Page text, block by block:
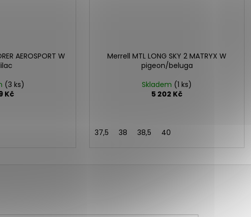
AEROSPORT W
(3 ks)
Kč
Merrell MTL LONG SKY 2 MATRYX W
pigeon/beluga
Skladem (1 ks)
5 202 Kč
37,5 38 38,5 40